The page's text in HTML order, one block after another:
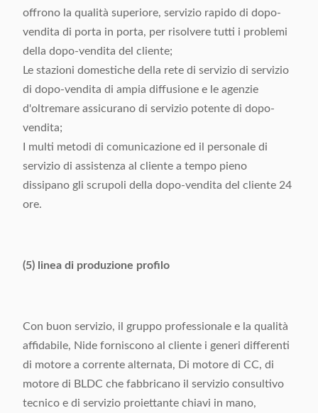
offrono la qualità superiore, servizio rapido di dopo-
vendita di porta in porta, per risolvere tutti i problemi
della dopo-vendita del cliente;
Le stazioni domestiche della rete di servizio di servizio
di dopo-vendita di ampia diffusione e le agenzie
d'oltremare assicurano di servizio potente di dopo-
vendita;
I multi metodi di comunicazione ed il personale di
servizio di assistenza al cliente a tempo pieno
dissipano gli scrupoli della dopo-vendita del cliente 24
ore.
(5) linea di produzione profilo
Con buon servizio, il gruppo professionale e la qualità
affidabile, Nide forniscono al cliente i generi differenti
di motore a corrente alternata, Di motore di CC, di
motore di BLDC che fabbricano il servizio consultivo
tecnico e di servizio proiettante chiavi in mano,